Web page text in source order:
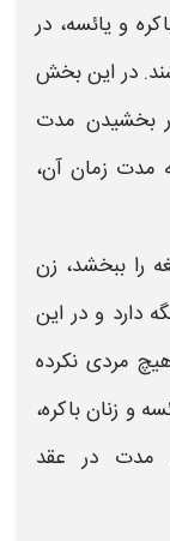
و یائسه، در
در این بخش
بخشیدن مدت
مدت زمان آن،
را ببخشد، زن
دارد و در این
مردی نکرده
و زنان باکره،
مدت در عقد